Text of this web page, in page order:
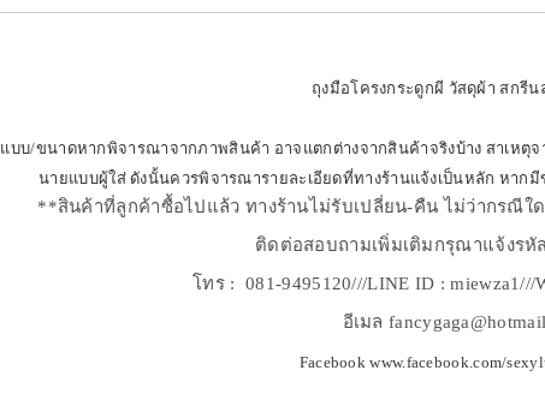
ถุงมือโครงกระดูกผี วัสดุผ้า สกรีน
บบ/ขนาดหากพิจารณาจากภาพสินค้า อาจแตกต่างจากสินค้าจริงบ้าง สาเหตุ
นายแบบผู้ใส่ ดังนั้นควรพิจารณารายละเอียดที่ทางร้านแจ้งเป็นหลัก หาก
**สินค้าที่ลูกค้าซื้อไปแล้ว ทางร้านไม่รับเปลี่ยน-คืน ไม่ว่ากรณี
ติดต่อสอบถามเพิ่มเติมกรุณาแจ้งรหั
โทร : 081-9495120///LINE ID : miewza1///
อีเมล
Facebook www.facebook.com/